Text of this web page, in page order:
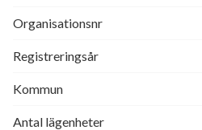
Organisationsnr
Registreringsår
Kommun
Antal lägenheter